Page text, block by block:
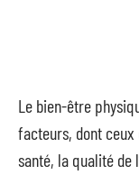
Le bien-être
facteurs, dont
santé, la qualité de